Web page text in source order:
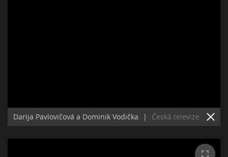
Darija Pavlovičová a Dominik Vodička | Česká televize